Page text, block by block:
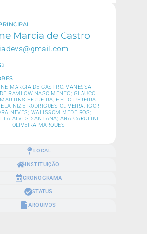
LOCAL
INSTITUIÇÃO
CRONOGRAMA
STATUS
ARQUIVOS
Marcia de Castro
MARCIA DE CASTRO; VANESSA
RAMLOW NASCIMENTO; GLAUCO
FERREIRA; HELIO PEREIRA
ELAINIZE RODRIGUES OLIVEIRA; IGOR
NEVES; WALISSOM MEDEIROS;
ALVES SANTANA; ANA CAROLINE
OLIVEIRA MARQUES